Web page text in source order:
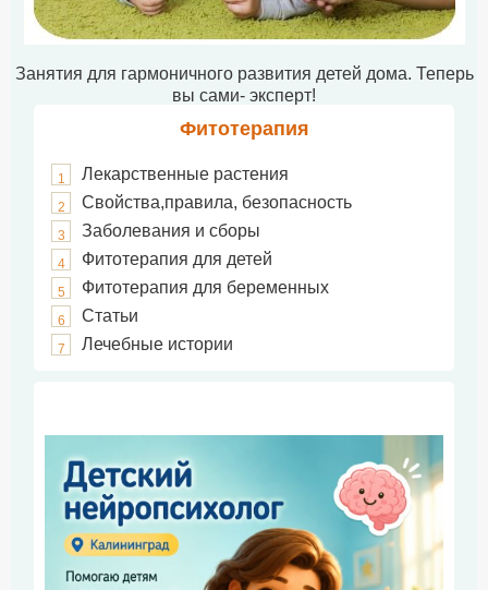
Занятия для гармоничного развития детей дома. Теперь
вы сами- эксперт!
Фитотерапия
1 Лекарственные растения
2 Свойства,правила, безопасность
3 Заболевания и сборы
4 Фитотерапия для детей
5 Фитотерапия для беременных
6 Статьи
7 Лечебные истории